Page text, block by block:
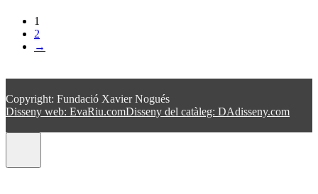
1
2
→
Copyright: Fundació Xavier Nogués
Disseny web: EvaRiu.comDisseny del catàleg: DAdisseny.com